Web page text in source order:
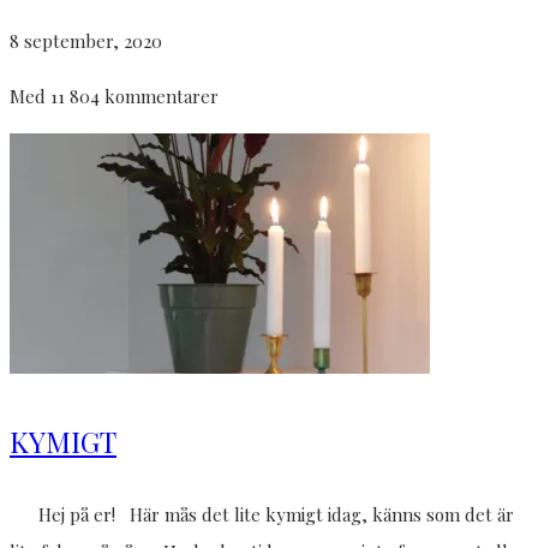
8 september, 2020
Med 11 804 kommentarer
KYMIGT
Hej på er! Här mås det lite kymigt idag, känns som det är